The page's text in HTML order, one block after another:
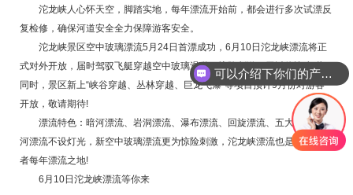
沱龙峡人心怀天空，脚踏实地，每年漂流开始前，都会进行多次试漂反
复检修，确保河道安全全力保障游客安全。
沱龙峡景区空中玻璃漂流5月24日首漂成功，6月10日沱龙峡漂流将正
式对外开放，届时驾驭飞艇穿越空中玻璃滑道，惊险刺激，无以伦比!与此
同时，景区新上“峡谷穿越、丛林穿越、巨龙飞瀑”等项目预计9月份对游客
开放，敬请期待!
漂流特色：暗河漂流、岩洞漂流、瀑布漂流、回旋漂流、五大特色，暗
河漂流不设灯光，新空中玻璃漂流更为惊险刺激，沱龙峡漂流也是漂流爱好
者每年漂流之地!
6月10日沱龙峡漂流等你来
可以介绍下你们的产品么